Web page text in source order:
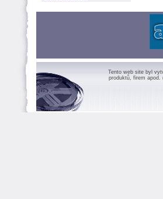
Tento web site byl
produktů, firem